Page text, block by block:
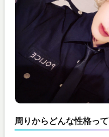
周りからどんな性格っ